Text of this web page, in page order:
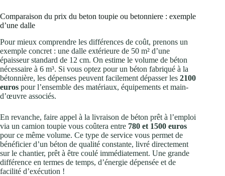
Comparaison du prix du beton toupie ou betonniere : exemple
d’une dalle
Pour mieux comprendre les différences de coût, prenons un
exemple concret : une dalle extérieure de 50 m² d’une
épaisseur standard de 12 cm. On estime le volume de béton
nécessaire à 6 m³. Si vous optez pour un béton fabriqué à la
bétonnière, les dépenses peuvent facilement dépasser les 2100
euros pour l’ensemble des matériaux, équipements et main-
d’œuvre associés.
En revanche, faire appel à la livraison de béton prêt à l’emploi
via un camion toupie vous coûtera entre 780 et 1500 euros
pour ce même volume. Ce type de service vous permet de
bénéficier d’un béton de qualité constante, livré directement
sur le chantier, prêt à être coulé immédiatement. Une grande
différence en termes de temps, d’énergie dépensée et de
facilité d’exécution !